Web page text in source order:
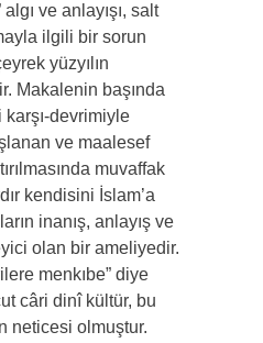
ve anlayışı, salt
ilgili bir sorun
yüzyılın
Makalenin başında
devrimiyle
ve maalesef
muvaffak
kendisini İslam’a
inanış, anlayış ve
olan bir ameliyedir.
menkıbe” diye
câri dinî kültür, bu
neticesi olmuştur.